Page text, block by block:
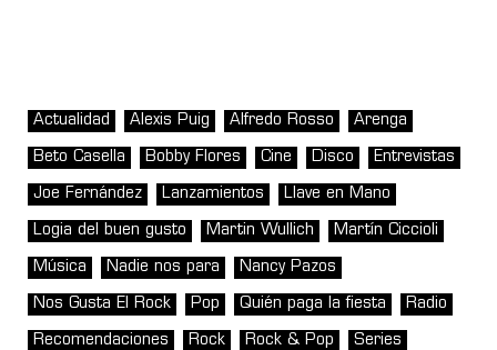
Actualidad Alexis Puig Alfredo Rosso Arenga
Beto Casella Bobby Flores Cine Disco Entrevistas
Joe Fernández Lanzamientos Llave en Mano
Logia del buen gusto Martin Wullich Martín Ciccioli
Música Nadie nos para Nancy Pazos
Nos Gusta El Rock Pop Quién paga la fiesta Radio
Recomendaciones Rock Rock & Pop Series